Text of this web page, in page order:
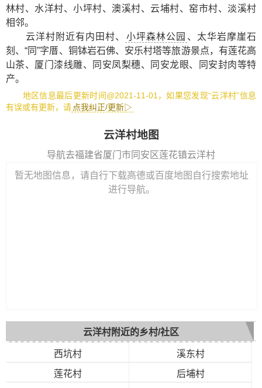
林村、水洋村、小坪村、澳溪村、云埔村、窑市村、淡溪村
相邻。
云洋村附近有内田村、 小坪森林公园 、 太华岩摩崖石
刻 、“同”字厝、 铜钵岩石佛、 安乐村塔等旅游景点，有莲花高
山茶、 厦门漆线雕、 同安凤梨穗、 同安龙眼、 同安封肉等特
产。
地区信息最后更新时间@2021-11-01，如果您发现“云洋村”信息
有误或有更新，请 点我纠正/更新▷
云洋村地图
导航去福建省厦门市同安区莲花镇云洋村
暂无地图信息，请自行下载高德或百度地图自行搜索地址
进行导航。
云洋村附近的乡村/社区
西坑村
溪东村
莲花村
后埔村